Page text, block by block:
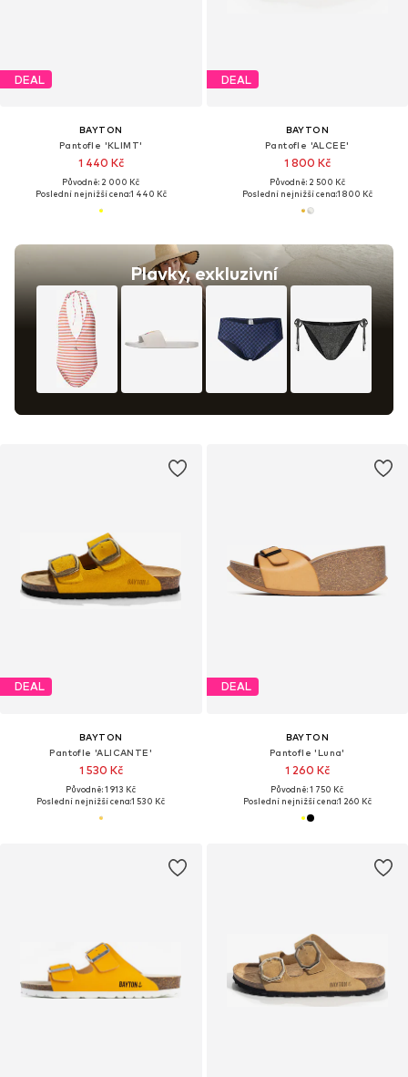
DEAL
BAYTON
Pantofle 'KLIMT'
1 440 Kč
Původně: 2 000 Kč
Poslední nejnižší cena:1 440 Kč
Plavky, exkluzivní
DEAL
BAYTON
Pantofle 'ALCEE'
1 800 Kč
Původně: 2 500 Kč
Poslední nejnižší cena:1 800 Kč
DEAL
BAYTON
Pantofle 'ALICANTE'
1 530 Kč
Původně: 1 913 Kč
Poslední nejnižší cena:1 530 Kč
DEAL
BAYTON
Pantofle 'Luna'
1 260 Kč
Původně: 1 750 Kč
Poslední nejnižší cena:1 260 Kč